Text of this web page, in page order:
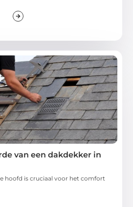
van een dakdekker in
hoofd is cruciaal voor het comfort